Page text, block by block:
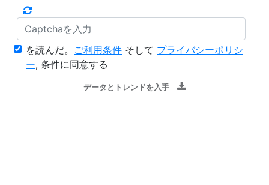
を読んだ。 ご利用条件 そして プライバシーポリシ
ー, 条件に同意する
データとトレンドを入手